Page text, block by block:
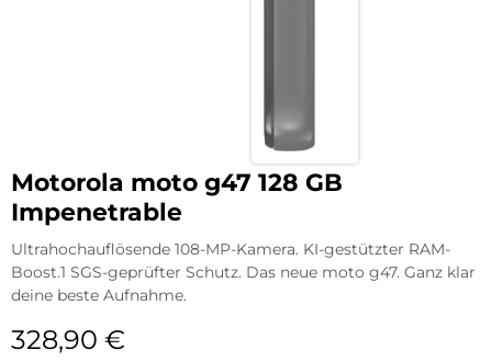
Motorola moto g47 128 GB
Impenetrable
Ultrahochauflösende 108-MP-Kamera. KI-gestützter RAM-
Boost.1 SGS-geprüfter Schutz. Das neue moto g47. Ganz klar
deine beste Aufnahme.
328,90 €